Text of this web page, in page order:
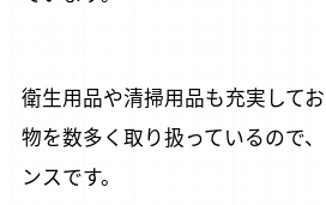
衛生用品や清掃用品も充実して
物を数多く取り扱っているので
ンスです。